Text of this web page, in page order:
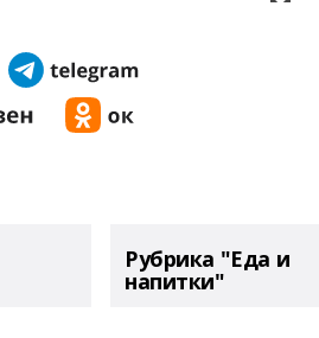
Рубрика "Еда и
напитки"